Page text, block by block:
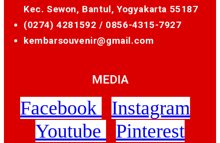
Kec. Sewon, Bantul, Yogyakarta 55187
(0274) 4281592 / 0856-4315-7927
kembarsouvenir@gmail.com
MEDIA
Facebook
Instagram
Youtube
Pinterest